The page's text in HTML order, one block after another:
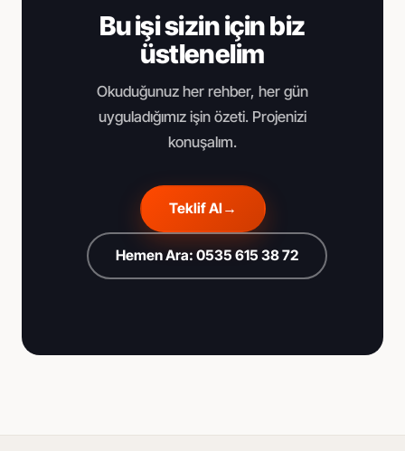
Bu işi sizin için biz
üstlenelim
Okuduğunuz her rehber, her gün
uyguladığımız işin özeti. Projenizi
konuşalım.
Teklif Al →
Hemen Ara: 0535 615 38 72